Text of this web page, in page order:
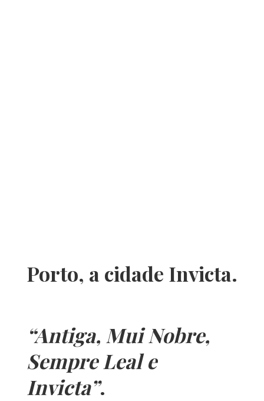
Porto, a cidade Invicta.
“Antiga, Mui Nobre,
Sempre Leal e
Invicta”.